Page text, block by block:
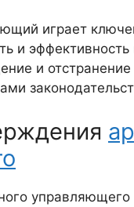
играет
и
и